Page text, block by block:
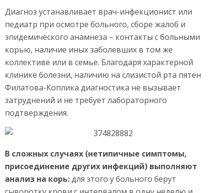
Диагноз устанавливает врач-инфекционист или
педиатр при осмотре больного, сборе жалоб и
эпидемического анамнеза – контакты с больными
корью, наличие иных заболевших в том же
коллективе или в семье. Благодаря характерной
клинике болезни, наличию на слизистой рта пятен
Филатова-Коплика диагностика не вызывает
затруднений и не требует лабораторного
подтверждения.
В сложных случаях (нетипичные симптомы,
присоединение других инфекций) выполняют
анализ на корь:для этого у больного берут